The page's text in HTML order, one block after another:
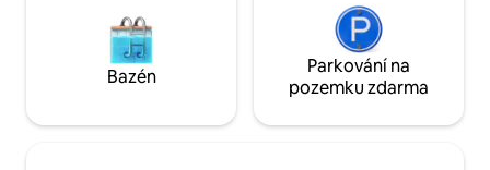
Bazén
Parkování na
pozemku zdarma